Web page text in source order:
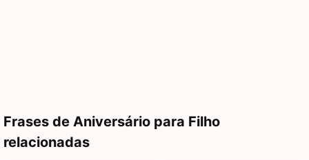
Frases de Aniversário para Filho
relacionadas